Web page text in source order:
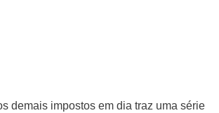
demais impostos em dia traz uma série